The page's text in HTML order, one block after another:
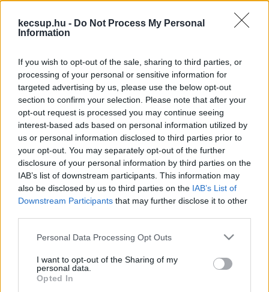
kecsup.hu - Do Not Process My Personal
Information
If you wish to opt-out of the sale, sharing to third parties, or
processing of your personal or sensitive information for
targeted advertising by us, please use the below opt-out
section to confirm your selection. Please note that after your
opt-out request is processed you may continue seeing
interest-based ads based on personal information utilized by
us or personal information disclosed to third parties prior to
your opt-out. You may separately opt-out of the further
disclosure of your personal information by third parties on the
IAB’s list of downstream participants. This information may
also be disclosed by us to third parties on the IAB’s List of
Downstream Participants that may further disclose it to other
Please note that this website/app uses one or more Google
not limited to your visit or usage behaviour. You may click to
grant or deny consent to Google and its third-party tags to
use your data for below specified purposes in below Google
Personal Data Processing Opt Outs
I want to opt-out of the Sharing of my
personal data.
Opted In
Bayer a 2010-es évek közepén, a nagy
kritizálta a menekültek befogadása mellett
érvelő Ferenc pápát – emlékeztetett a Telex
publicista többek között alkalmatlannak,
demensnek, „migráns hátterűnek” és „derék
liberális, genderben hívő marhának” is nevezte
a pápát, majd halálát követően újra arról
posztolt, hogy ezt megbánta.
„A pápa vagy egy demens vénember, aki
teljességgel alkalmatlan a pápai poszt
betöltésére, vagy egy gazember.” 2017-ben a
miskolci tévében „migráns hátterűnek” és „derék